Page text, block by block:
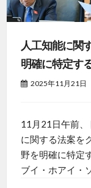
人工知能に関
明確に特定す
2025年11月21日
11月21日午前
に関する法案を
野を明確に特定
ブイ・ホアイ・